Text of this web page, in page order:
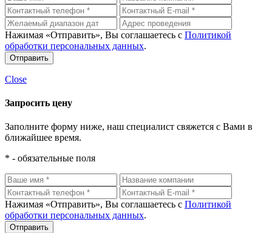
Нажимая «Отправить», Вы соглашаетесь с Политикой
обработки персональных данных.
Close
Запросить цену
Заполните форму ниже, наш специалист свяжется с Вами в
ближайшее время.
* - обязательные поля
Нажимая «Отправить», Вы соглашаетесь с Политикой
обработки персональных данных.